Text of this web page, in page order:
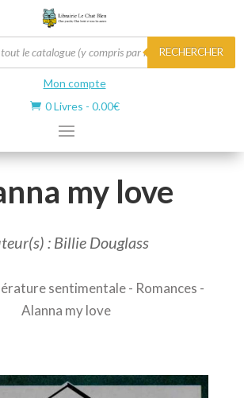
RECHERCHER
Mon compte
 0 Livres - 0.00€
my love
: Billie Douglass
sentimentale- Romances -
Alanna my love